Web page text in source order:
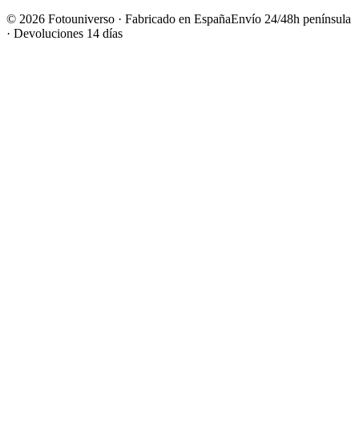
© 2026 Fotouniverso · Fabricado en EspañaEnvío 24/48h península
· Devoluciones 14 días